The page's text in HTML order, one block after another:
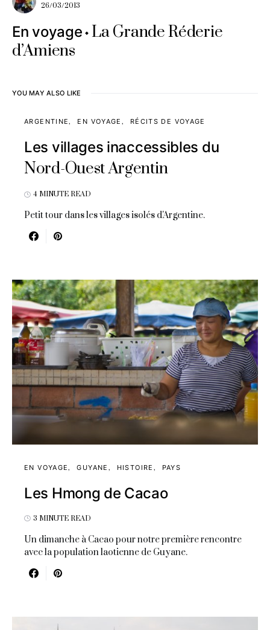
26/03/2013
En voyage La Grande Réderie
d’Amiens
YOU MAY ALSO LIKE
ARGENTINE EN VOYAGE RÉCITS DE VOYAGE
Les villages inaccessibles du
Nord-Ouest Argentin
4 MINUTE READ
Petit tour dans les villages isolés d'Argentine.
EN VOYAGE GUYANE HISTOIRE PAYS
Les Hmong de Cacao
3 MINUTE READ
Un dimanche à Cacao pour notre première rencontre
avec la population laotienne de Guyane.